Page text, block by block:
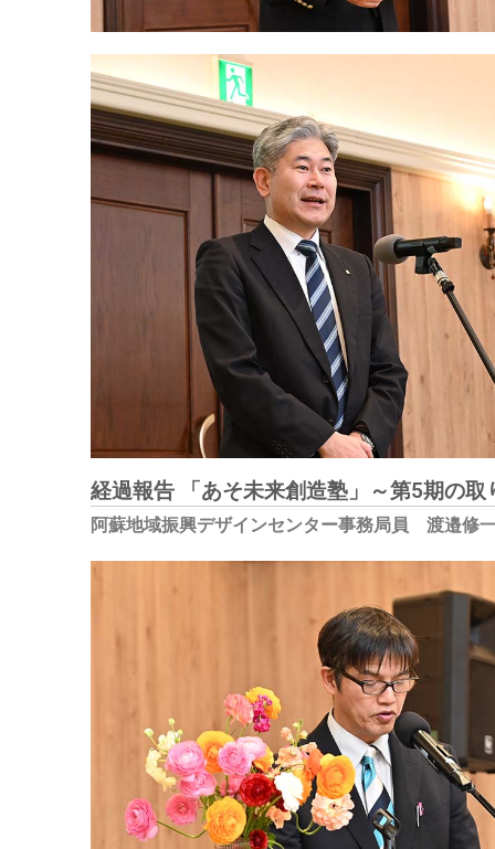
経過報告 「あそ未来創造塾」～第5期の取
阿蘇地域振興デザインセンター事務局員 渡邉修